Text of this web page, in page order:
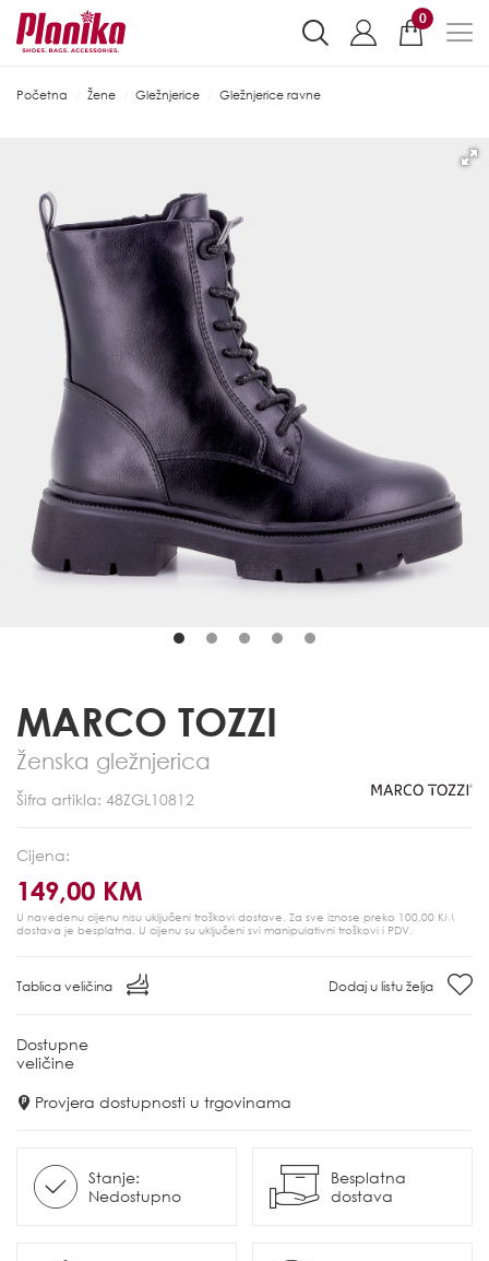
0
Početna Žene Gležnjerice Gležnjerice ravne
MARCO TOZZI
Ženska gležnjerica
Šifra artikla: 48ZGL10812
Cijena:
149,00 KM
U navedenu cijenu nisu uključeni troškovi dostave. Za sve iznose preko 100,00 KM
dostava je besplatna. U cijenu su uključeni svi manipulativni troškovi i PDV.
Tablica veličina Dodaj u listu želja
Dostupne
veličine
Provjera dostupnosti u trgovinama
Stanje:
Nedostupno
Besplatna
dostava